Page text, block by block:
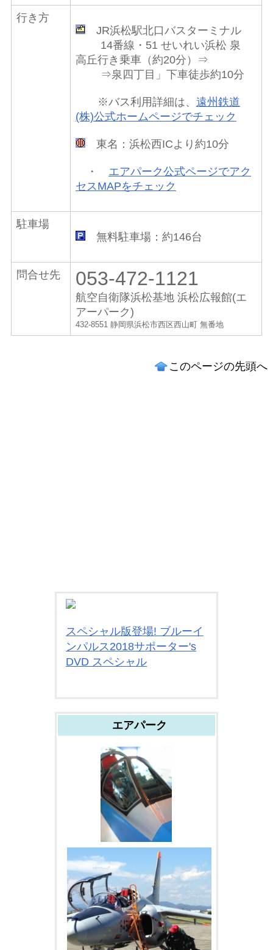
行き方
JR浜松駅北口バスターミナル
14番線・51 せいれい浜松 泉
高丘行き乗車（約20分）⇒
⇒泉四丁目」下車徒歩約10分
※バス利用詳細は、 遠州鉄道
(株)公式ホームページでチェック
東名：浜松西ICより約10分
・ エアパーク公式ページでアク
セスMAPをチェック
駐車場
無料駐車場：約146台
問合せ先 053-472-1121
航空自衛隊浜松基地 浜松広報館(エ
アーパーク)
432-8551 静岡県浜松市西区西山町 無番地
このページの先頭へ
スペシャル版登場! ブルーイ
ンパルス2018サポーター's
DVD スペシャル
エアパーク